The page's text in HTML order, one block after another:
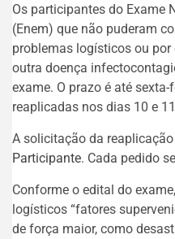
Os participantes do Exame
(Enem) que não puderam
problemas logísticos ou
outra doença
exame. O prazo é até
reaplicadas nos dias 10 e
A solicitação da
Participante. Cada pedido
Conforme o edital do
logísticos “fatores
de força maior, como